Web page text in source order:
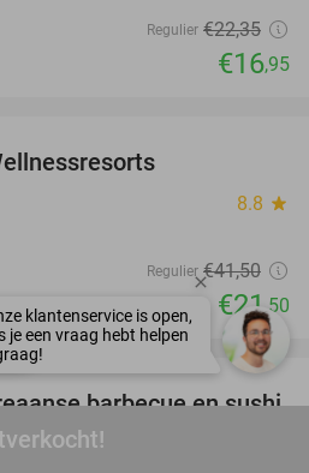
Regulier €22,35
€16,95
8.8 star
Regulier €41,50
€21,50
28%
favorite_border
barbecue en sushi
(3 uur)
close